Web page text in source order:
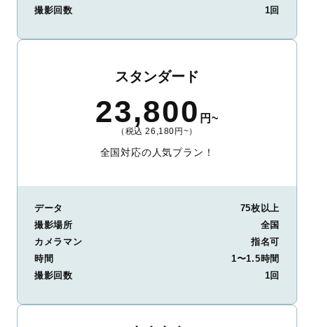
撮影回数
1回
スタンダード
23,800 円~
（税込 26,180円~）
全国対応の人気プラン！
データ
75枚以上
撮影場所
全国
カメラマン
指名可
時間
1〜1.5時間
撮影回数
1回